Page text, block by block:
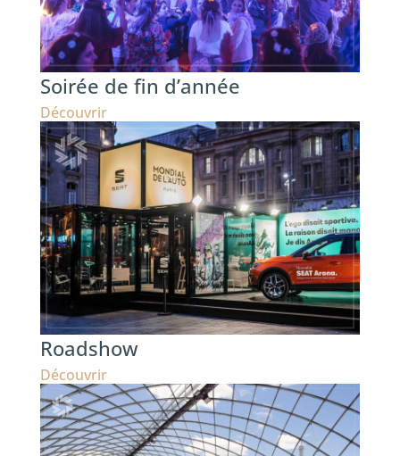
Soirée de fin d’année
Découvrir
Roadshow
Découvrir